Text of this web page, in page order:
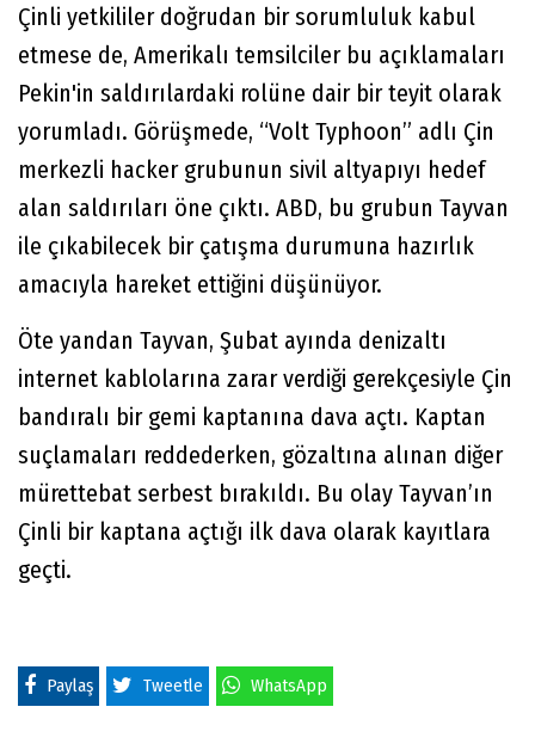
Çinli yetkililer doğrudan bir sorumluluk kabul
etmese de, Amerikalı temsilciler bu açıklamaları
Pekin'in saldırılardaki rolüne dair bir teyit olarak
yorumladı. Görüşmede, “Volt Typhoon” adlı Çin
merkezli hacker grubunun sivil altyapıyı hedef
alan saldırıları öne çıktı. ABD, bu grubun Tayvan
ile çıkabilecek bir çatışma durumuna hazırlık
amacıyla hareket ettiğini düşünüyor.
Öte yandan Tayvan, Şubat ayında denizaltı
internet kablolarına zarar verdiği gerekçesiyle Çin
bandıralı bir gemi kaptanına dava açtı. Kaptan
suçlamaları reddederken, gözaltına alınan diğer
mürettebat serbest bırakıldı. Bu olay Tayvan’ın
Çinli bir kaptana açtığı ilk dava olarak kayıtlara
geçti.
Paylaş Tweetle WhatsApp